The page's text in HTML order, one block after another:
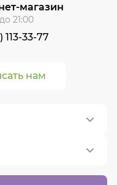
нам
магазин
21:00
113-33-77